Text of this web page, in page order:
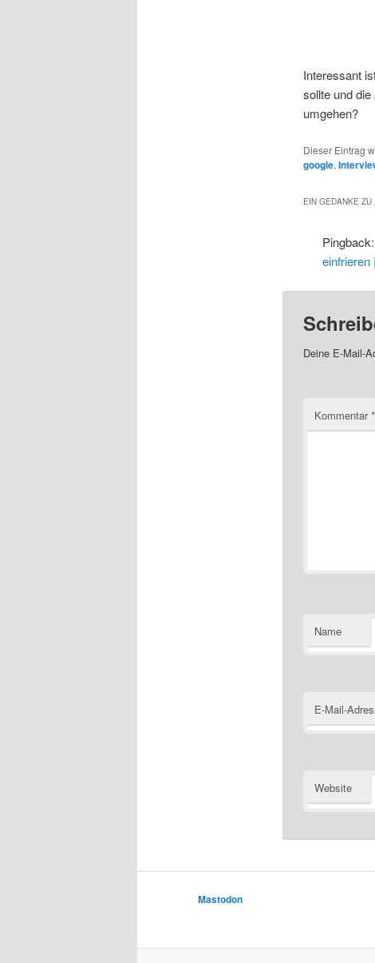
Interessant
sollte und
umgehen?
Dieser Eintrag
google,
EIN GEDANKE ZU
einfrieren
Deine E-Mail-
Kommentar*
Name
E-Mail-
Website
Mastodon